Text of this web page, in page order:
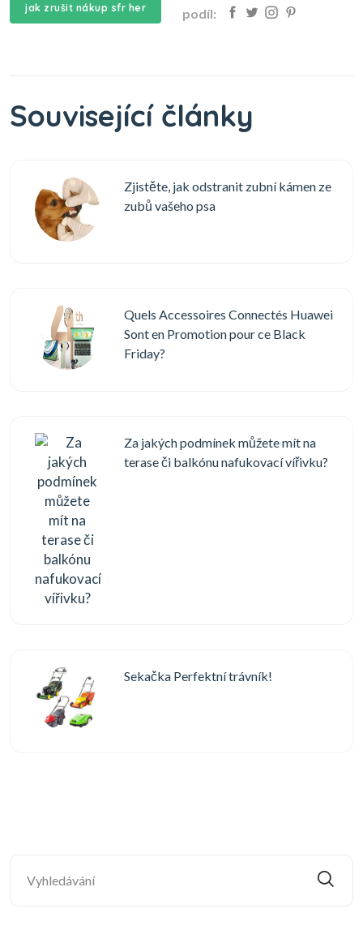
jak zrušit nákup sfr her podíl:
Související články
Zjistěte, jak odstranit zubní kámen ze
zubů vašeho psa
Quels Accessoires Connectés Huawei
Sont en Promotion pour ce Black
Friday?
Za jakých podmínek můžete mít na
terase či balkónu nafukovací vířivku?
Sekačka Perfektní trávník!